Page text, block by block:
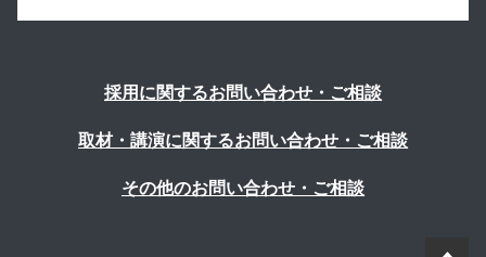
採用に関するお問い合わせ・ご相談
取材・講演に関するお問い合わせ・ご相談
その他のお問い合わせ・ご相談